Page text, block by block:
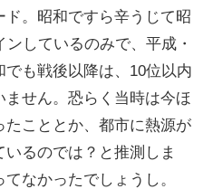
。昭和ですら辛うじて昭
しているのみで、平成・
も戦後以降は、10位以内
せん。恐らく当時は今ほ
たこととか、都市に熱源が
るのでは？と推測しま
なかったでしょうし。